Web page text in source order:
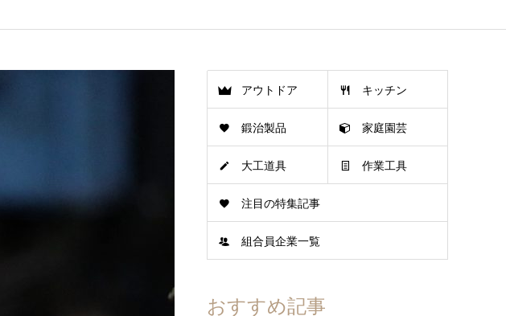
アウトドア キッチン
鍛治製品 家庭園芸
大工道具 作業工具
注目の特集記事
組合員企業一覧
おすすめ記事